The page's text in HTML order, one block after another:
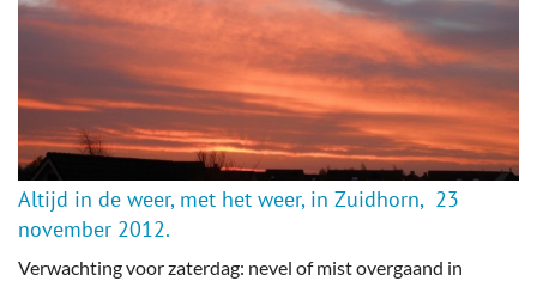
Altijd in de weer, met het weer, in Zuidhorn, 23
november 2012.
Verwachting voor zaterdag: nevel of mist overgaand in